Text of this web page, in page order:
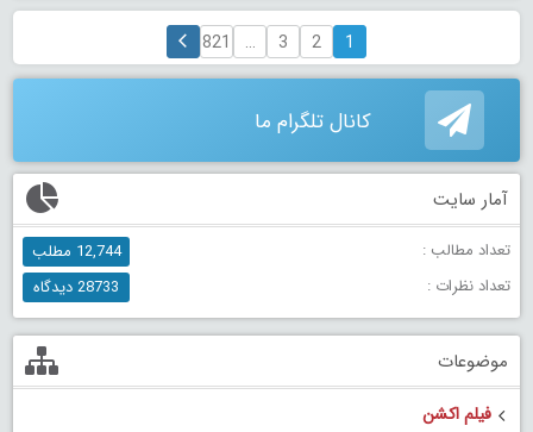
1
2
3
…
821
کانال تلگرام ما
آمار سایت
تعداد مطالب :
12,744 مطلب
تعداد نظرات :
28733 دیدگاه
موضوعات
فیلم اکشن